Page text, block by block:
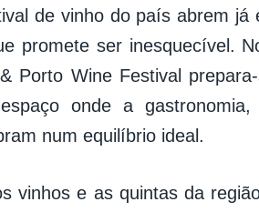
de vinho do país abrem já
promete ser inesquecível.
Porto Wine Festival
onde a
num equilíbrio ideal.
vinhos e as quintas da